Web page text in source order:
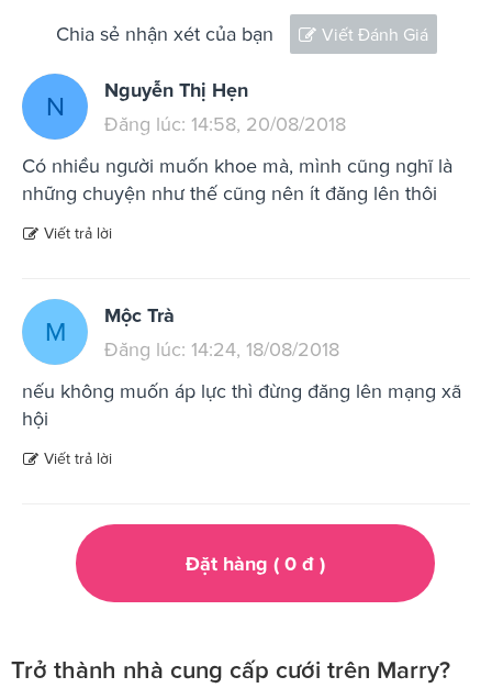
Chia sẻ nhận xét của bạn Viết Đánh Giá
N
Nguyễn Thị Hẹn
Đăng lúc: 14:58, 20/08/2018
Có nhiều người muốn khoe mà, mình cũng nghĩ là
những chuyện như thế cũng nên ít đăng lên thôi
Viết trả lời
M
Mộc Trà
Đăng lúc: 14:24, 18/08/2018
nếu không muốn áp lực thì đừng đăng lên mạng xã
hội
Viết trả lời
Đặt hàng ( 0đ )
Trở thành nhà cung cấp cưới trên Marry?